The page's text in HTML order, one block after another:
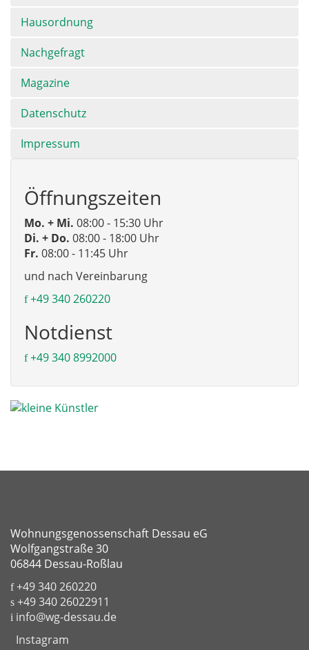
Hausordnung
Nachgefragt
Magazine
Datenschutz
Impressum
Öffnungszeiten
Mo. + Mi. 08:00 - 15:30 Uhr
Di. + Do. 08:00 - 18:00 Uhr
Fr. 08:00 - 11:45 Uhr
und nach Vereinbarung
+49 340 260220
Notdienst
+49 340 8992000
Wohnungsgenossenschaft Dessau eG
Wolfgangstraße 30
06844 Dessau-Roßlau
+49 340 260220
+49 340 26022911
info@wg-dessau.de
Instagram